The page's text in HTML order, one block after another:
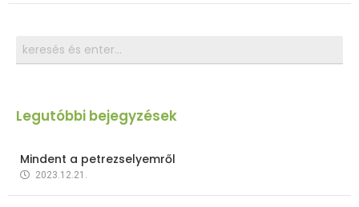
Legutóbbi bejegyzések
Mindent a petrezselyemről
2023.12.21.